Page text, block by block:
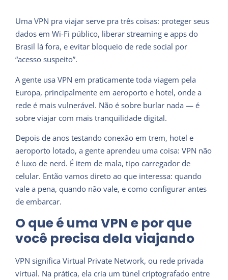
Uma VPN pra viajar serve pra três coisas: proteger seus
dados em Wi-Fi público, liberar streaming e apps do
Brasil lá fora, e evitar bloqueio de rede social por
“acesso suspeito”.
A gente usa VPN em praticamente toda viagem pela
Europa, principalmente em aeroporto e hotel, onde a
rede é mais vulnerável. Não é sobre burlar nada — é
sobre viajar com mais tranquilidade digital.
Depois de anos testando conexão em trem, hotel e
aeroporto lotado, a gente aprendeu uma coisa: VPN não
é luxo de nerd. É item de mala, tipo carregador de
celular. Então vamos direto ao que interessa: quando
vale a pena, quando não vale, e como configurar antes
de embarcar.
O que é uma VPN e por que
você precisa dela viajando
VPN significa Virtual Private Network, ou rede privada
virtual. Na prática, ela cria um túnel criptografado entre